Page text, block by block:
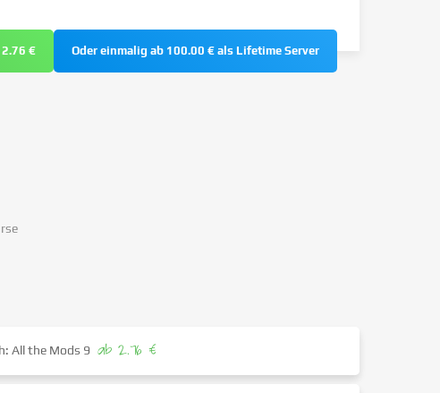
€ Oder einmalig ab 100.00 € als Lifetime Server
All the Mods 9 ab 2.76 €